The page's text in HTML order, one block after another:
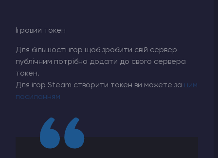
Ігровий токен
Для більшості ігор щоб зробити свій сервер
публічним потрібно додати до свого сервера
токен.
Для ігор Steam створити токен ви можете за цим
посиланням